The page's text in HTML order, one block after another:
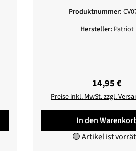
Produktnummer:
Hersteller: Patriot
Regulärer
14,95 €
Preise inkl. MwSt. zzgl.
In den
🟢 Artikel ist